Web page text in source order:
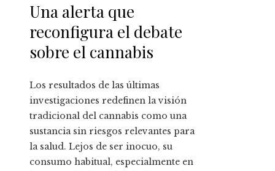
Una alerta que
reconfigura el debate
sobre el cannabis
Los resultados de las últimas
investigaciones redefinen la visión
tradicional del cannabis como una
sustancia sin riesgos relevantes para
la salud. Lejos de ser inocuo, su
consumo habitual, especialmente en